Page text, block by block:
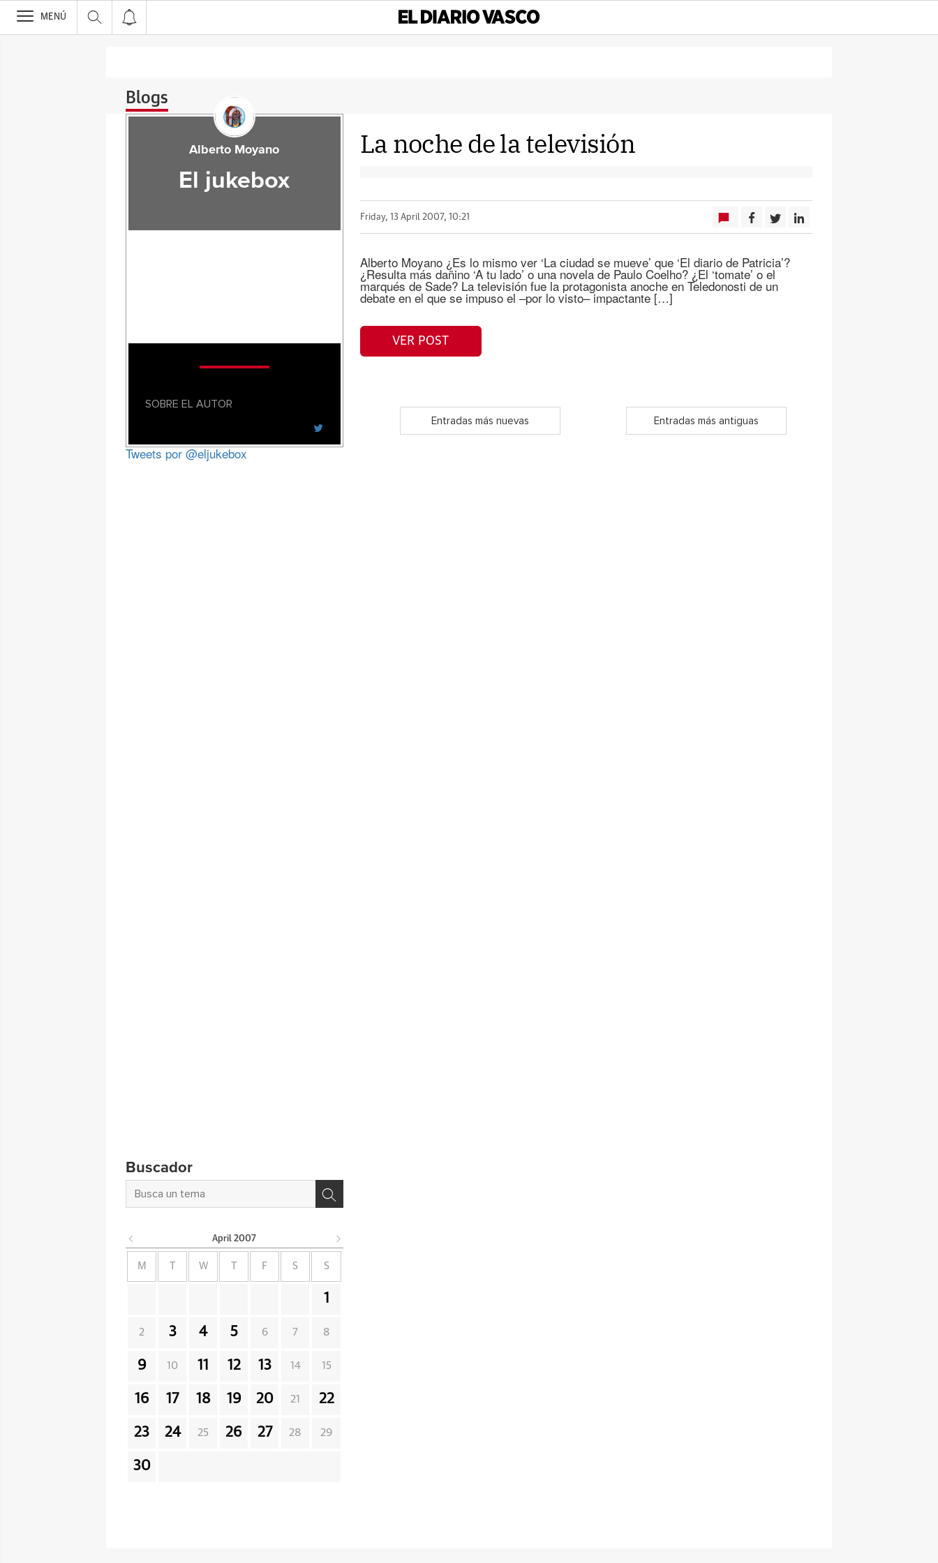
>
MENÚ
Blogs
La noche de la televisión
Friday, 13 April 2007, 10:21
Alberto Moyano ¿Es lo mismo ver ‘La ciudad se mueve’ que ‘El diario de Patricia’?
¿Resulta más dañino ‘A tu lado’ o una novela de Paulo Coelho? ¿El ‘tomate’ o el
marqués de Sade? La televisión fue la protagonista anoche en Teledonosti de un
debate en el que se impuso el –por lo visto– impactante […]
VER POST
Entradas más nuevas Entradas más antiguas
Alberto Moyano
El jukebox
SOBRE EL AUTOR
Tweets por @eljukebox
Buscador
April 2007
M W F S S
1
2 3 4 5 6 7 8
9 10 11 12 13 14 15
16 17 18 19 20 21 22
23 24 25 26 27 28 29
30